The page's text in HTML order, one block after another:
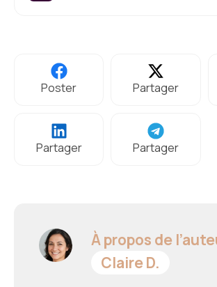
Poster Partager
Partager Partager
À propos de
Claire D.